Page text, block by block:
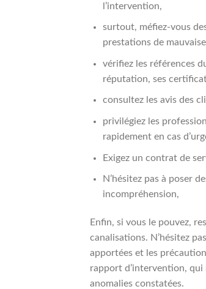
l’intervention,
surtout, méfiez-vous
prestations de
vérifiez les références
réputation, ses
consultez les avis des
privilégiez les
rapidement en cas
Exigez un contrat de
N’hésitez pas à poser
incompréhension,
Enfin, si vous le pouvez,
canalisations. N’hésitez
apportées et les
rapport d’intervention,
anomalies constatées.